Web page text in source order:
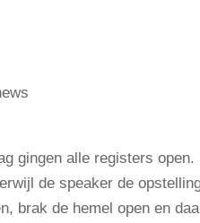
gingen alle registers
de speaker de
brak de hemel open en